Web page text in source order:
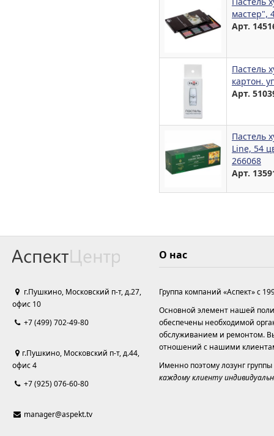
мастер",
Арт.
Пастель
картон.
Арт.
Пастель
Line, 54
266068
Арт.
г.Пушкино, Московский п-т, д.27,
офис 10
+7 (499) 702-49-80
г.Пушкино, Московский п-т, д.44,
офис 4
+7 (925) 076-60-80
manager@aspekt.tv
О нас
Группа компаний «Аспект» с
Основной элемент нашей
обеспечены необходимой
обслуживанием и ремонтом.
отношений с нашими
Именно поэтому лозунг
каждому клиенту